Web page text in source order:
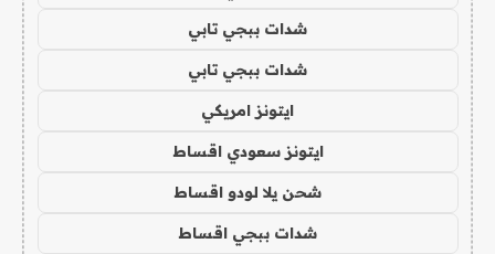
شدات ببجي تابي
شدات ببجي تابي
ايتونز امريكي
ايتونز سعودي اقساط
شحن يلا لودو اقساط
شدات ببجي اقساط